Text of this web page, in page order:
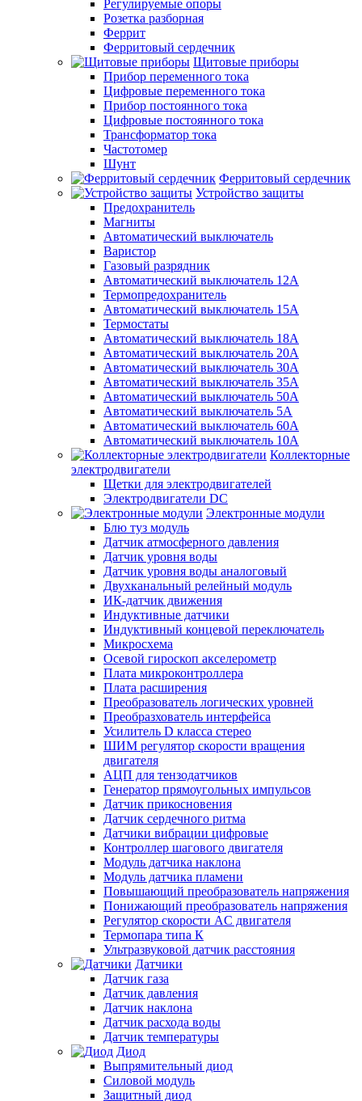
Регулируемые опоры
Розетка разборная
Феррит
Ферритовый сердечник
Щитовые приборы
Прибор переменного тока
Цифровые переменного тока
Прибор постоянного тока
Цифровые постоянного тока
Трансформатор тока
Частотомер
Шунт
Ферритовый сердечник
Устройство защиты
Предохранитель
Магниты
Автоматический выключатель
Варистор
Газовый разрядник
Автоматический выключатель 12А
Термопредохранитель
Автоматический выключатель 15А
Термостаты
Автоматический выключатель 18А
Автоматический выключатель 20А
Автоматический выключатель 30А
Автоматический выключатель 35А
Автоматический выключатель 50А
Автоматический выключатель 5А
Автоматический выключатель 60А
Автоматический выключатель 10А
Коллекторные
электродвигатели
Щетки для электродвигателей
Электродвигатели DC
Электронные модули
Блю туз модуль
Датчик атмосферного давления
Датчик уровня воды
Датчик уровня воды аналоговый
Двухканальный релейный модуль
ИК-датчик движения
Индуктивные датчики
Индуктивный концевой переключатель
Микросхема
Осевой гироскоп акселерометр
Плата микроконтроллера
Плата расширения
Преобразователь логических уровней
Преобразхователь интерфейса
Усилитель D класса стерео
ШИМ регулятор скорости вращения
двигателя
АЦП для тензодатчиков
Генератор прямоугольных импульсов
Датчик прикосновения
Датчик сердечного ритма
Датчики вибрации цифровые
Контроллер шагового двигателя
Модуль датчика наклона
Модуль датчика пламени
Повышающий преобразователь напряжения
Понижающий преобразователь напряжения
Регулятор скорости AC двигателя
Термопара типа К
Ультразвуковой датчик расстояния
Датчики
Датчик газа
Датчик давления
Датчик наклона
Датчик расхода воды
Датчик температуры
Диод
Выпрямительный диод
Силовой модуль
Защитный диод